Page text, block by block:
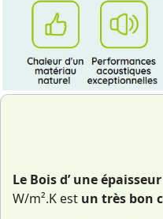
Le Bois d’ une
W/m².K est un très bon